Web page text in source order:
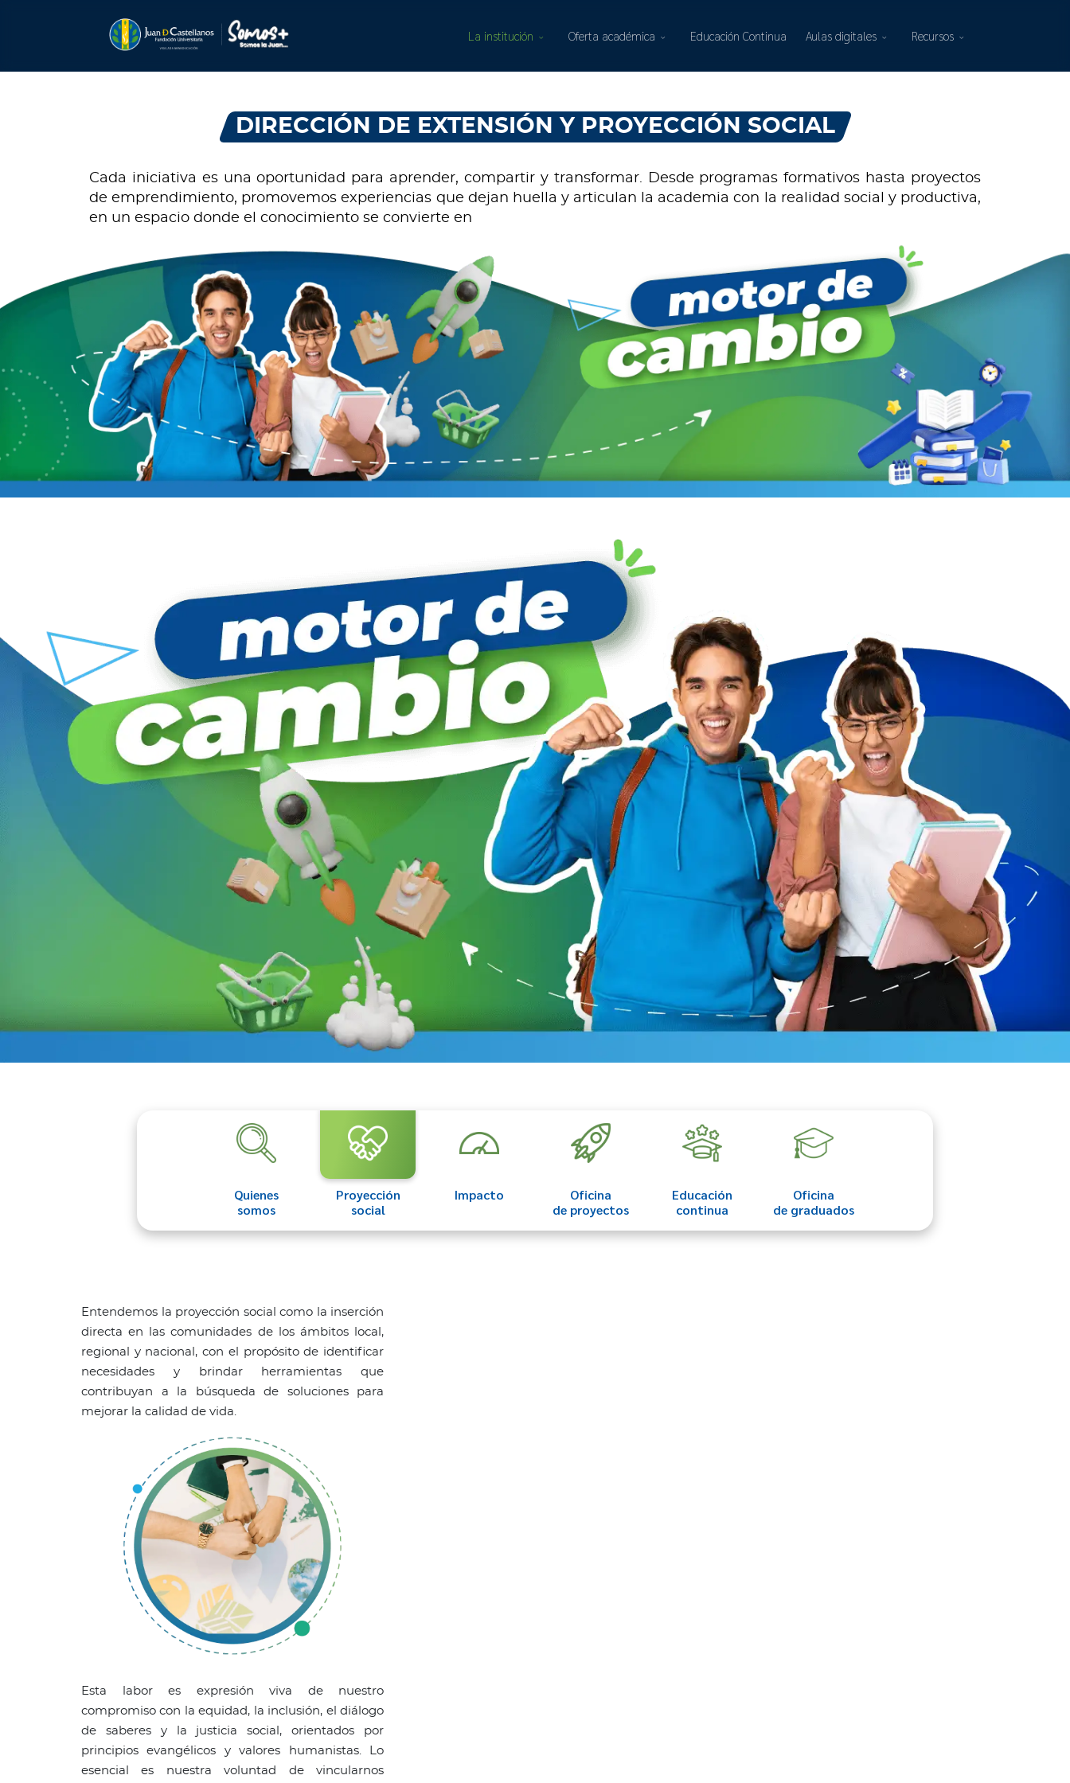
La institución Oferta académica Educación Continua Aulas digitales Recursos
DIRECCIÓN DE EXTENSIÓN Y PROYECCIÓN SOCIAL
Cada iniciativa es una oportunidad para aprender, compartir y transformar. Desde programas formativos hasta proyectos
de emprendimiento, promovemos experiencias que dejan huella y articulan la academia con la realidad social y productiva,
en un espacio donde el conocimiento se convierte en
Quienes
somos
Proyección
social
Impacto
Oficina
de proyectos
Educación
continua
Oficina
de graduados
Entendemos la proyección social como la inserción
directa en las comunidades de los ámbitos local,
regional y nacional, con el propósito de identificar
necesidades y brindar herramientas que
contribuyan a la búsqueda de soluciones para
mejorar la calidad de vida.
Esta labor es expresión viva de nuestro
compromiso con la equidad, la inclusión, el diálogo
de saberes y la justicia social, orientados por
principios evangélicos y valores humanistas. Lo
esencial es nuestra voluntad de vincularnos